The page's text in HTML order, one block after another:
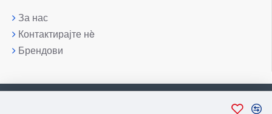
За нас
Контактирајте нè
Брендови